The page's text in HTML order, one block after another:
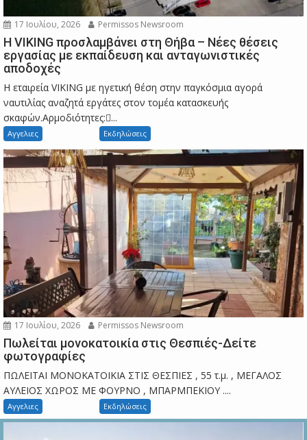
17 Ιουλίου, 2026 Permissos Newsroom
Η VIKING προσλαμβάνει στη Θήβα – Νέες θέσεις
εργασίας με εκπαίδευση και ανταγωνιστικές
αποδοχές
Η εταιρεία VIKING με ηγετική θέση στην παγκόσμια αγορά
ναυτιλίας αναζητά εργάτες στον τομέα κατασκευής
σκαφών.Αρμοδιότητες:...
Αγγελιες Εκδηλώσεις
17 Ιουλίου, 2026 Permissos Newsroom
Πωλείται μονοκατοικία στις Θεσπιές-Δείτε
φωτογραφίες
ΠΩΛΕΙΤΑΙ ΜΟΝΟΚΑΤΟΙΚΙΑ ΣΤΙΣ ΘΕΣΠΙΕΣ , 55 τ.μ. , ΜΕΓΑΛΟΣ
ΑΥΛΕΙΟΣ ΧΩΡΟΣ ΜΕ ΦΟΥΡΝΟ , ΜΠΑΡΜΠΕΚΙΟΥ ....
Αγγελιες Εκδηλώσεις